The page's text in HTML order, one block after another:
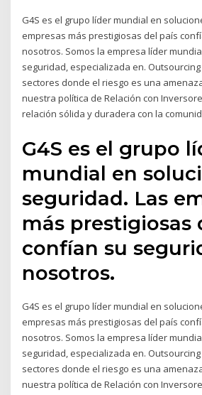
G4S es el grupo líder mundial en
empresas más prestigiosas del país
nosotros. Somos la empresa líder
seguridad, especializada en.
sectores donde el riesgo es una
nuestra política de Relación con
relación sólida y duradera con la
G4S es el grupo
mundial en
seguridad. Las
más prestigiosas
confían su
nosotros.
G4S es el grupo líder mundial en
empresas más prestigiosas del país
nosotros. Somos la empresa líder
seguridad, especializada en.
sectores donde el riesgo es una
nuestra política de Relación con